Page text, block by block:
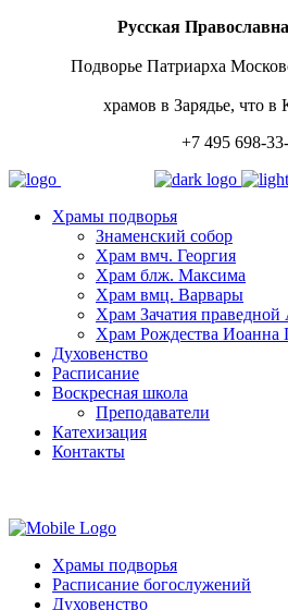
Русская
Подворье Патриарха
храмов в Зарядье, что в
+7 495 698-
Храмы подворья
Знаменский собор
Храм вмч. Георгия
Храм блж. Максима
Храм вмц. Варвары
Храм Зачатия
Храм Рождества Иоанна
Духовенство
Расписание
Воскресная школа
Преподаватели
Катехизация
Контакты
Храмы подворья
Расписание богослужений
Духовенство